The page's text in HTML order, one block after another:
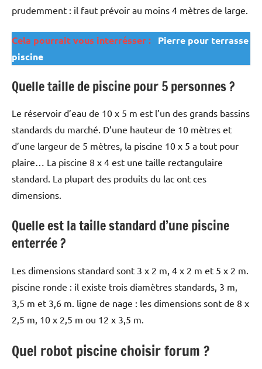
prudemment : il faut prévoir au moins 4 mètres de large.
Cela pourrait vous interrésser :
Pierre pour terrasse
piscine
Quelle taille de piscine pour 5 personnes ?
Le réservoir d’eau de 10 x 5 m est l’un des grands bassins
standards du marché. D’une hauteur de 10 mètres et
d’une largeur de 5 mètres, la piscine 10 x 5 a tout pour
plaire… La piscine 8 x 4 est une taille rectangulaire
standard. La plupart des produits du lac ont ces
dimensions.
Quelle est la taille standard d’une piscine
enterrée ?
Les dimensions standard sont 3 x 2 m, 4 x 2 m et 5 x 2 m.
piscine ronde : il existe trois diamètres standards, 3 m,
3,5 m et 3,6 m. ligne de nage : les dimensions sont de 8 x
2,5 m, 10 x 2,5 m ou 12 x 3,5 m.
Quel robot piscine choisir forum ?